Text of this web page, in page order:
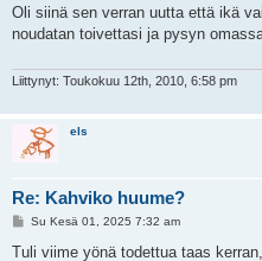
e
t
Oli siinä sen verran uutta että ikä
noudatan toivettasi ja pysyn
Liittynyt: Toukokuu 12th, 2010, 6:58 pm
els
Re: Kahviko huume?
V
e
Su Kesä 01, 2025 7:32 am
Tuli viime yönä todettua taas